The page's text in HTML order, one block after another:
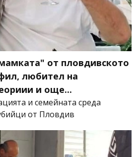
от пловдивското
любител на
и още...
и семейната среда
от Пловдив